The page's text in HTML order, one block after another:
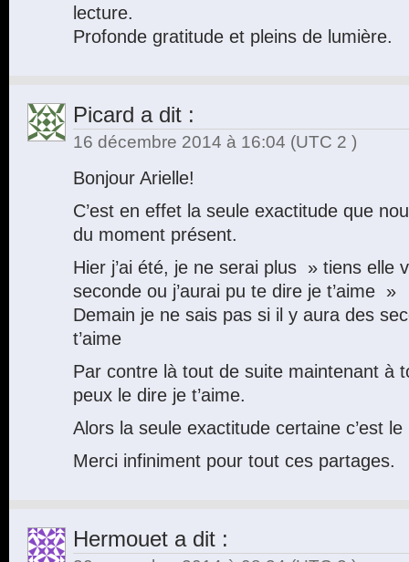
lecture.
Profonde gratitude et pleins de lumière.
Picard a dit :
16 décembre 2014 à 16:04 (UTC 2 )
Bonjour Arielle!
C’est en effet la seule exactitude que
du moment présent.
Hier j’ai été, je ne serai plus » tiens elle
seconde ou j’aurai pu te dire je t’aime »
Demain je ne sais pas si il y aura des
t’aime
Par contre là tout de suite maintenant à
peux le dire je t’aime.
Alors la seule exactitude certaine c’est
Merci infiniment pour tout ces partages.
Hermouet a dit :